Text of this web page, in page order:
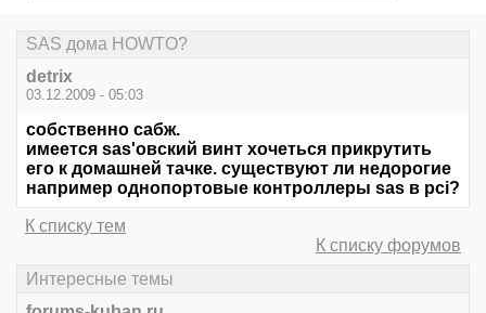
SAS дома HOWTO?
detrix
03.12.2009 - 05:03
собственно сабж.
имеется sas'овский винт хочеться прикрутить
его к домашней тачке. существуют ли недорогие
например однопортовые контроллеры sas в pci?
К списку тем
К списку форумов
Интересные темы